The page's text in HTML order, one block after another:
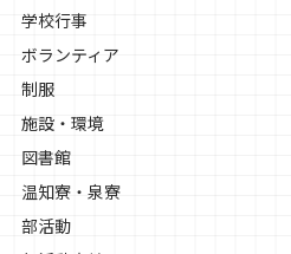
学校行事
ボランティア
制服
施設・環境
図書館
温知寮・泉寮
部活動